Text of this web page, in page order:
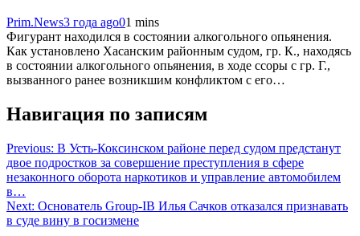
Prim.News3 года ago01 mins
Фигурант находился в состоянии алкогольного опьянения.
Как установлено Хасанским районным судом, гр. К., находясь
в состоянии алкогольного опьянения, в ходе ссоры с гр. Г.,
вызванного ранее возникшим конфликтом с его…
Навигация по записям
Previous: В Усть-Коксинском районе перед судом предстанут
двое подростков за совершение преступления в сфере
незаконного оборота наркотиков и управление автомобилем
в…
Next: Основатель Group-IB Илья Сачков отказался признавать
в суде вину в госизмене